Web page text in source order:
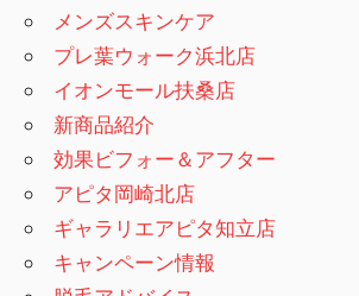
メンズスキンケア
プレ葉ウォーク浜北店
イオンモール扶桑店
新商品紹介
効果ビフォー＆アフター
アピタ岡崎北店
ギャラリエアピタ知立店
キャンペーン情報